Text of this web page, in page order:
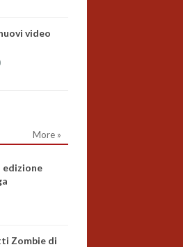
video
More »
edizione
Zombie di